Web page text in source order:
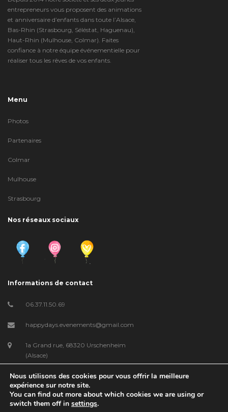
entrepreneurs vous proposent des animations
et anniversaire d’enfants dans toute l’Alsace,
Bas-Rhin (Strasbourg, Séléstat, Haguenau),
Haut-Rhin (Mulhouse, Colmar). Faites
confiance à notre équipe événementielle pour
réaliser tous les rêves de vos enfants.
Menu
Photos
Partenaires
Colmar
Mulhouse
Strasbourg
Nos réseaux sociaux
Informations de contact
06.37.11.50.69
happydays.evenements@gmail.com
1a Grand rue, 68320 Urschenheim
(Alsace)
Anniversaire enfant |Maquillage enfant|Baby sitter mariage
Nous utilisons des cookies pour vous offrir la meilleure
expérience sur notre site.
You can find out more about which cookies we are using or
switch them off in settings.